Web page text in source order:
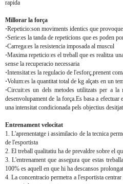
rapida
Millorar la força
·Repeticio:son moviments identics que
·Serie:es la tanda de repeticions que es poden
·Carrega:es la resistencia imposada al muscul
·Maxima repeticio:es el treball que es realitza
sense la recuperacio necessaria
·Intensitat:es la regulacio de l'esforç,prenent
·Volum:es la quantitat total de kg alçats en un
·Circuit:es un dels metodes utilitzats per a la
desenvolupament de la força.Es basa a
una intensitat condicionada pels objectius
Entrenament velocitat
1. L'aprenentatge i assimilacio de la tecnica
de l'esportista
2. El treball qualitatiu ha de prevaldre sobre el
3. L'entrenament que assegura que estas
100% es aquell en que hi ha descansos
4. La concentracio permetra a l'esportista